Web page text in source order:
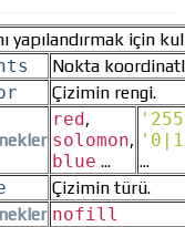
yapılandırmak için
Nokta
Çizimin rengi.
red ,
solomon,
blue ...
...
Çizimin türü.
nofill